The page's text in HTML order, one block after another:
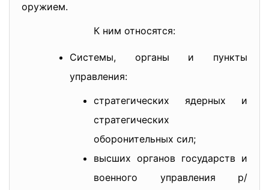
оружием.
К ним относятся:
Системы, органы и пункты
управления:
стратегических ядерных и
стратегических
оборонительных сил;
высших органов государств и
военного управления р/